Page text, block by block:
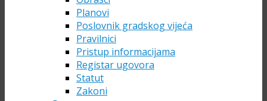
Planovi
Poslovnik gradskog vijeća
Pravilnici
Pristup informacijama
Registar ugovora
Statut
Zakoni